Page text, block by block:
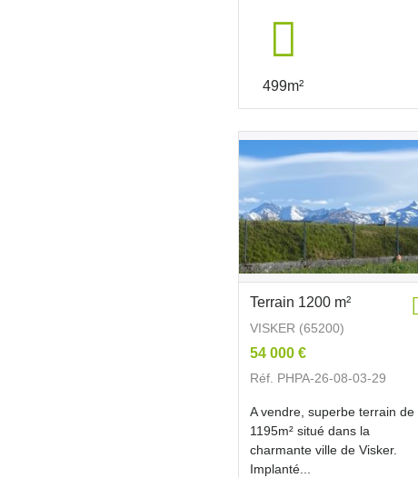
499m²
Terrain 1200 m²
VISKER (65200)
54 000 €
Réf. PHPA-26-08-03-29
A vendre, superbe terrain de
1195m² situé dans la
charmante ville de Visker.
Implanté...